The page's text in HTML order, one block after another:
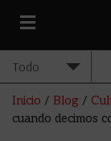
Inicio / Blog /
cuando decimos